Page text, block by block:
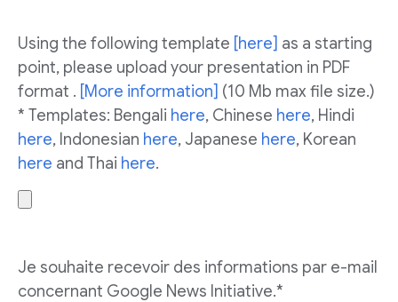
Using the following template [here] as a starting
point, please upload your presentation in PDF
format . [More information] (10 Mb max file size.)
* Templates: Bengali here, Chinese here, Hindi
here, Indonesian here, Japanese here, Korean
here and Thai here.
Je souhaite recevoir des informations par e-mail
concernant Google News Initiative.*